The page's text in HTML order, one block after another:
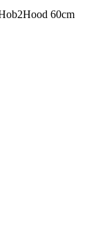
60cm